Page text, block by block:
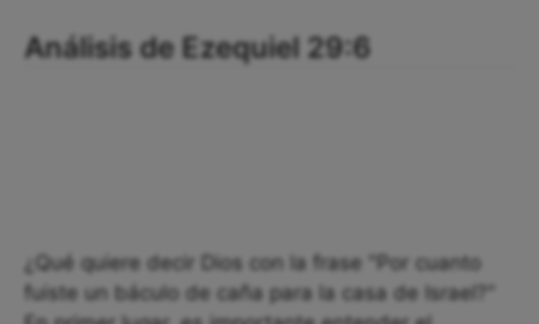
Análisis de Ezequiel 29:6
¿Qué quiere decir Dios con la frase "Por cuanto
fuiste un báculo de caña para la casa de Israel?"